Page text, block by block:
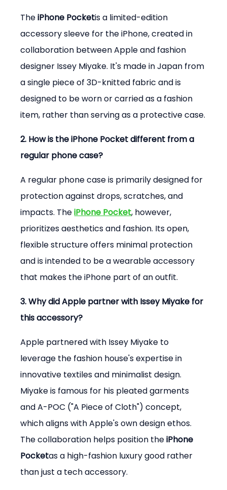
The iPhone Pocketis a limited-edition
accessory sleeve for the iPhone, created in
collaboration between Apple and fashion
designer Issey Miyake. It's made in Japan from
a single piece of 3D-knitted fabric and is
designed to be worn or carried as a fashion
item, rather than serving as a protective case.
2. How is the iPhone Pocket different from a
regular phone case?
A regular phone case is primarily designed for
protection against drops, scratches, and
impacts. The iPhone Pocket, however,
prioritizes aesthetics and fashion. Its open,
flexible structure offers minimal protection
and is intended to be a wearable accessory
that makes the iPhone part of an outfit.
3. Why did Apple partner with Issey Miyake for
this accessory?
Apple partnered with Issey Miyake to
leverage the fashion house's expertise in
innovative textiles and minimalist design.
Miyake is famous for his pleated garments
and A-POC ("A Piece of Cloth") concept,
which aligns with Apple's own design ethos.
The collaboration helps position the iPhone
Pocketas a high-fashion luxury good rather
than just a tech accessory.